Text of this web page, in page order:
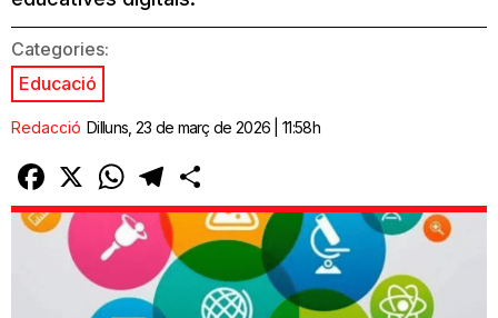
Categories:
Educació
Redacció Dilluns, 23 de març de 2026 | 11:58h
Facebook
X WhatsAppTelegram